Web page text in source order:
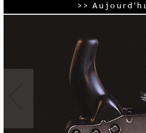
>> Aujourd'hui, livraison